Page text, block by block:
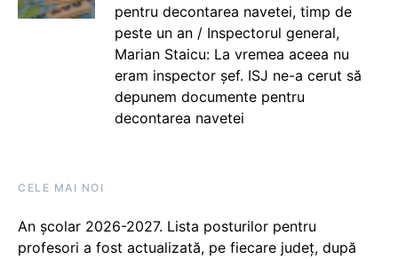
pentru decontarea navetei, timp de
peste un an / Inspectorul general,
Marian Staicu: La vremea aceea nu
eram inspector șef. ISJ ne-a cerut să
depunem documente pentru
decontarea navetei
CELE MAI NOI
An școlar 2026-2027. Lista posturilor pentru
profesori a fost actualizată, pe fiecare județ, după